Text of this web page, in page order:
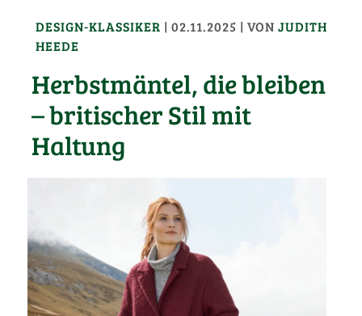
DESIGN-KLASSIKER |02.11.2025 | VONJUDITH
HEEDE
Herbstmäntel, die bleiben
– britischer Stil mit
Haltung